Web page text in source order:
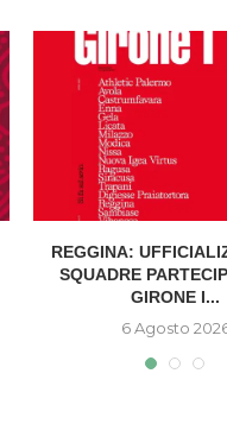
REGGINA:
SQUADRE
GIRONE I...
6 Agosto